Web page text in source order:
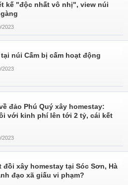
kế "độc nhất vô nhị", view núi
2023
núi Cấm bị cấm hoạt động
2023
đảo Phú Quý xây homestay:
với kinh phí lên tới 2 tỷ, cái kết
2023
đồi xây homestay tại Sóc Sơn, Hà
đạo xã giấu vi phạm?